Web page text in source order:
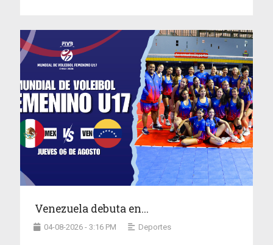
Venezuela debuta en...
04-08-2026 - 3:16 PM Deportes